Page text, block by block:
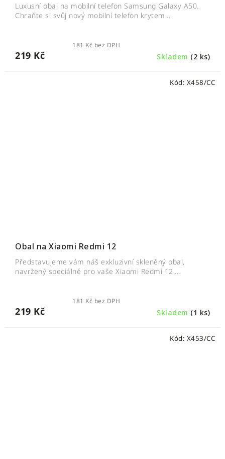
Skladem (2 ks)
181 Kč bez DPH
219 Kč
Luxusní obal na mobilní telefon Samsung Galaxy A50.
Chraňte si svůj nový mobilní telefon krytem...
Obal na Xiaomi Redmi 12
Skladem (1 ks)
181 Kč bez DPH
219 Kč
Představujeme vám náš exkluzivní skleněný obal,
navržený speciálně pro vaše Xiaomi Redmi 12....
Kód: X458/CC
Kód: X453/CC